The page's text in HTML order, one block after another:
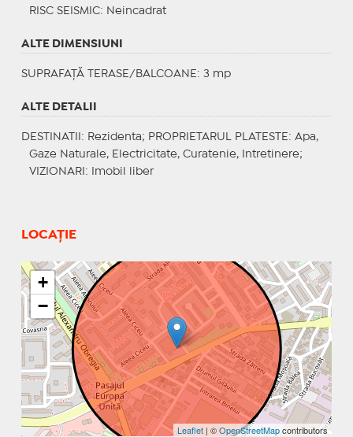
RISC SEISMIC: Neincadrat
ALTE DIMENSIUNI
SUPRAFAȚĂ TERASE/BALCOANE: 3 mp
ALTE DETALII
DESTINATII : Rezidenta; PROPRIETARUL PLATESTE : Apa,
Gaze Naturale, Electricitate, Curatenie, Intretinere;
VIZIONARI : Imobil liber
LOCAȚIE
+
−
Leaflet | ©OpenStreetMapcontributors